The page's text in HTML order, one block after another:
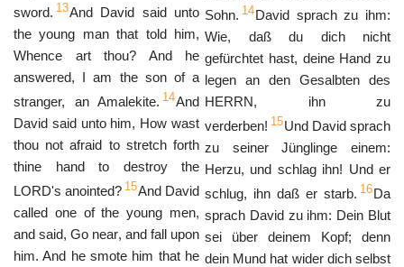
sword. 13And David said unto
the young man that told him,
Whence art thou? And he
answered, I am the son of a
stranger, an Amalekite. 14And
David said unto him, How wast
thou not afraid to stretch forth
thine hand to destroy the
LORD's anointed? 15And David
called one of the young men,
and said, Go near, and fall upon
him. And he smote him that he
Sohn. 14David sprach zu ihm:
Wie, daß du dich nicht
gefürchtet hast, deine Hand zu
legen an den Gesalbten des
HERRN, ihn zu
verderben! 15Und David sprach
zu seiner Jünglinge einem:
Herzu, und schlag ihn! Und er
schlug, ihn daß er starb. 16Da
sprach David zu ihm: Dein Blut
sei über deinem Kopf; denn
dein Mund hat wider dich selbst